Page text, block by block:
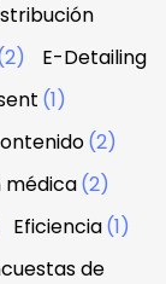
E-Detailing
(1)
(2)
médica(2)
Eficiencia(1)
de